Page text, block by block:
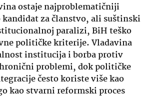
ostaje najproblematičniji
kandidat za članstvo, ali suštinski
paralizi, BiH teško
političke kriterije. Vladavina
institucija i borba protiv
problemi, dok političke
često koriste više kao
kao stvarni reformski proces